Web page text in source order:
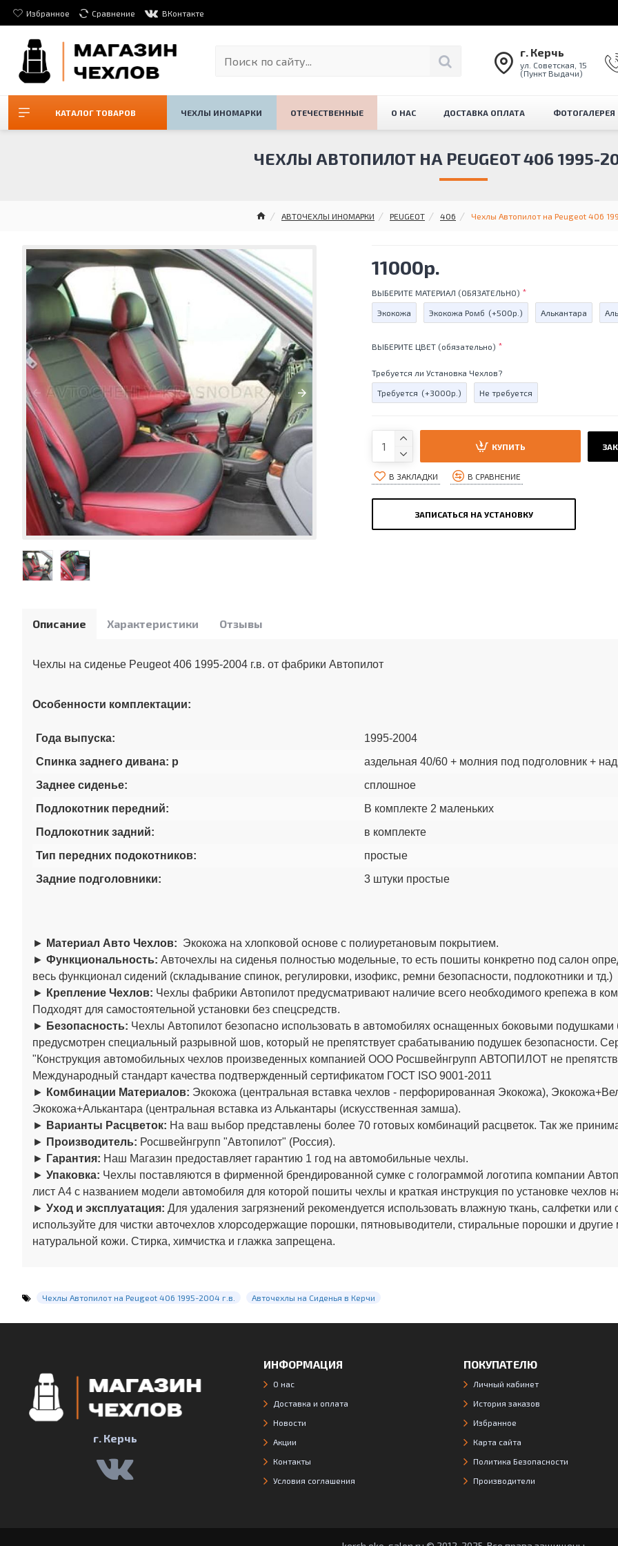
Избранное Сравнение ВКонтакте
г. Керчь
ул. Советская, 15
(Пункт Выдачи)
КАТАЛОГ ТОВАРОВ ЧЕХЛЫ ИНОМАРКИ ОТЕЧЕСТВЕННЫЕ О НАС ДОСТАВКА ОПЛАТА ФОТОГАЛЕРЕЯ
АВТОЧЕХЛЫ ИНОМАРКИ PEUGEOT 406 Чехлы Автопилот на Peugeot 406
ЧЕХЛЫ АВТОПИЛОТ НА PEUGEOT 406 1995-
11000р.
ВЫБЕРИТЕ МАТЕРИАЛ (ОБЯЗАТЕЛЬНО)
Экокожа Экокожа Ромб (+500р.) Алькантара
ВЫБЕРИТЕ ЦВЕТ (обязательно)
Требуется ли Установка Чехлов?
Требуется (+3000р.) Не требуется
КУПИТЬ
В ЗАКЛАДКИ В СРАВНЕНИЕ
ЗАПИСАТЬСЯ НА УСТАНОВКУ
Описание Характеристики Отзывы
Чехлы на сиденье Peugeot 406 1995-2004 г.в. от фабрики Автопилот
Особенности комплектации:
Года выпуска:
1995-2004
Спинка заднего дивана: р
аздельная 40/60 + молния под подголовник +
Заднее сиденье:
сплошное
Подлокотник передний:
В комплекте 2 маленьких
Подлокотник задний:
в комплекте
Тип передних подокотников:
простые
Задние подголовники:
3 штуки простые
► Материал Авто Чехлов: Экокожа на хлопковой основе с полиуретановым покрытием.
► Функциональность: Авточехлы на сиденья полностью модельные, то есть пошиты конкретно под салон
весь функционал сидений (складывание спинок, регулировки, изофикс, ремни безопасности, подлокотники и тд.)
► Крепление Чехлов: Чехлы фабрики Автопилот предусматривают наличие всего необходимого крепежа в
Подходят для самостоятельной установки без спецсредств.
► Безопасность: Чехлы Автопилот безопасно использовать в автомобилях оснащенных боковыми подушками
предусмотрен специальный разрывной шов, который не препятствует срабатыванию подушек безопасности.
"Конструкция автомобильных чехлов произведенных компанией ООО Росшвейнгрупп АВТОПИЛОТ не
Международный стандарт качества подтвержденный сертификатом ГОСТ ISO 9001-2011
► Комбинации Материалов: Экокожа (центральная вставка чехлов - перфорированная Экокожа),
Экокожа+Алькантара (центральная вставка из Алькантары (искусственная замша).
► Варианты Расцветок: На ваш выбор представлены более 70 готовых комбинаций расцветок. Так же
► Производитель: Росшвейнгрупп "Автопилот" (Россия).
► Гарантия: Наш Магазин предоставляет гарантию 1 год на автомобильные чехлы.
► Упаковка: Чехлы поставляются в фирменной брендированной сумке с голограммой логотипа компании
лист А4 с названием модели автомобиля для которой пошиты чехлы и краткая инструкция по установке чехлов
► Уход и эксплуатация: Для удаления загрязнений рекомендуется использовать влажную ткань, салфетки или
используйте для чистки авточехлов хлорсодержащие порошки, пятновыводители, стиральные порошки и
натуральной кожи. Стирка, химчистка и глажка запрещена.
Чехлы Автопилот на Peugeot 406 1995-2004 г.в. Авточехлы на Сиденья в Керчи
г. Керчь
ИНФОРМАЦИЯ
О нас
Доставка и оплата
Новости
Акции
Контакты
Условия соглашения
ПОКУПАТЕЛЮ
Личный кабинет
История заказов
Избранное
Карта сайта
Политика Безопасности
Производители